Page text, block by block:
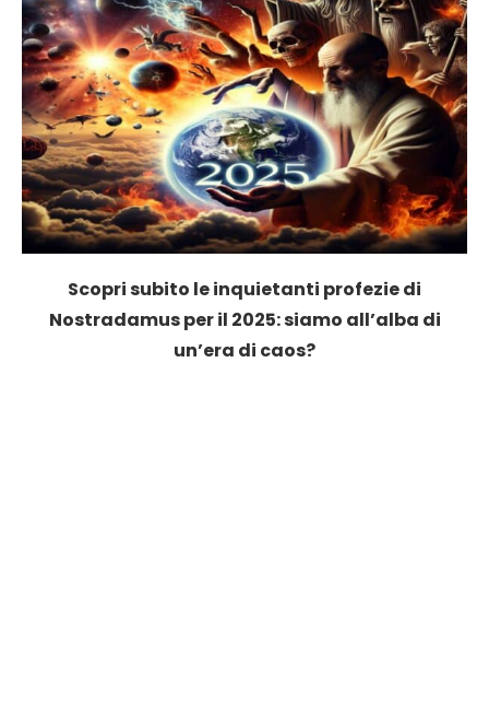
Scopri subito le inquietanti profezie di
Nostradamus per il 2025: siamo all’alba di
un’era di caos?